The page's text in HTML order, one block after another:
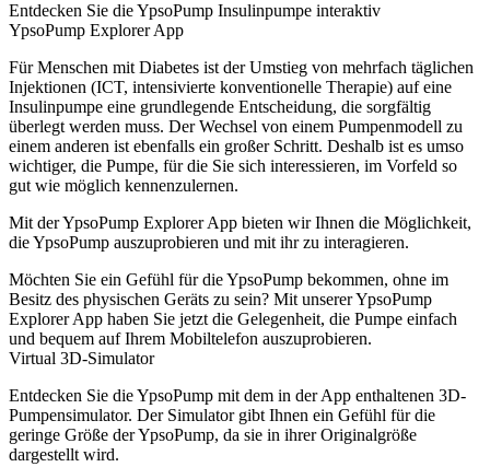
Entdecken Sie die YpsoPump Insulinpumpe interaktiv
YpsoPump Explorer App
Für Menschen mit Diabetes ist der Umstieg von mehrfach täglichen
Injektionen (ICT, intensivierte konventionelle Therapie) auf eine
Insulinpumpe eine grundlegende Entscheidung, die sorgfältig
überlegt werden muss. Der Wechsel von einem Pumpenmodell zu
einem anderen ist ebenfalls ein großer Schritt. Deshalb ist es umso
wichtiger, die Pumpe, für die Sie sich interessieren, im Vorfeld so
gut wie möglich kennenzulernen.
Mit der YpsoPump Explorer App bieten wir Ihnen die Möglichkeit,
die YpsoPump auszuprobieren und mit ihr zu interagieren.
Möchten Sie ein Gefühl für die YpsoPump bekommen, ohne im
Besitz des physischen Geräts zu sein? Mit unserer YpsoPump
Explorer App haben Sie jetzt die Gelegenheit, die Pumpe einfach
und bequem auf Ihrem Mobiltelefon auszuprobieren.
Virtual 3D-Simulator
Entdecken Sie die YpsoPump mit dem in der App enthaltenen 3D-
Pumpensimulator. Der Simulator gibt Ihnen ein Gefühl für die
geringe Größe der YpsoPump, da sie in ihrer Originalgröße
dargestellt wird.